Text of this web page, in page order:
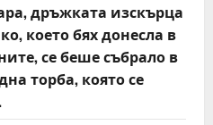
дръжката изскърца
което бях донесла в
се беше събрало в
торба, която се